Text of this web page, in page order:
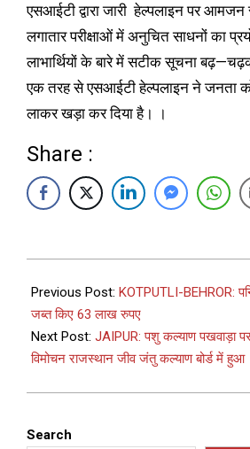
एसआईटी द्वारा जारी हेल्पलाइन पर
लगातार परीक्षाओं में अनुचित साधनों का
लाभार्थियों के बारे में सटीक सूचना
एक तरह से एसआईटी हेल्पलाइन ने जनता
लाकर खड़ा कर दिया है। ।
Share :
Previous Post: KOTPUTLI-BEHROR:
जब्त किए 63 लाख रुपए
Next Post: JAIPUR: पशु कल्याण पखवाड़ा
विमोचन राजस्थान जीव जंतु कल्याण बोर्ड में हुआ
Search